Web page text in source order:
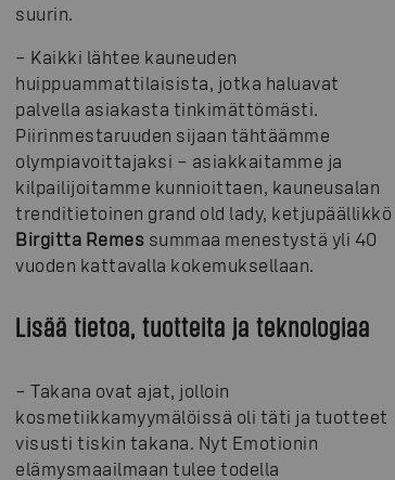
suurin.
– Kaikki lähtee kauneuden
huippuammattilaisista, jotka haluavat
palvella asiakasta tinkimättömästi.
Piirinmestaruuden sijaan tähtäämme
olympiavoittajaksi – asiakkaitamme ja
kilpailijoitamme kunnioittaen, kauneusalan
trenditietoinen grand old lady, ketjupäällikkö
Birgitta Remes summaa menestystä yli 40
vuoden kattavalla kokemuksellaan.
Lisää tietoa, tuotteita ja teknologiaa
– Takana ovat ajat, jolloin
kosmetiikkamyymälöissä oli täti ja tuotteet
visusti tiskin takana. Nyt Emotionin
elämysmaailmaan tulee todella